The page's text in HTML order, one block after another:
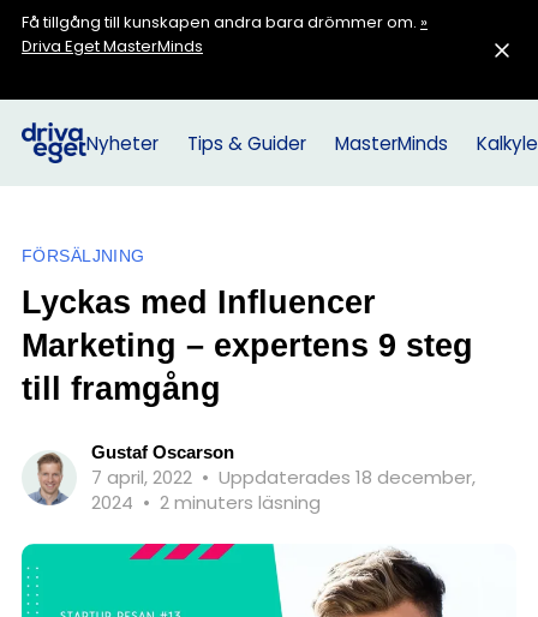
Få tillgång till kunskapen andra bara drömmer om. »
Driva Eget MasterMinds
Nyheter Tips & Guider MasterMinds
FÖRSÄLJNING
Lyckas med Influencer
Marketing – expertens 9 steg
till framgång
Gustaf Oscarson
7 april, 2022 • Uppdaterades 18 december,
2024 • 2 minuters läsning